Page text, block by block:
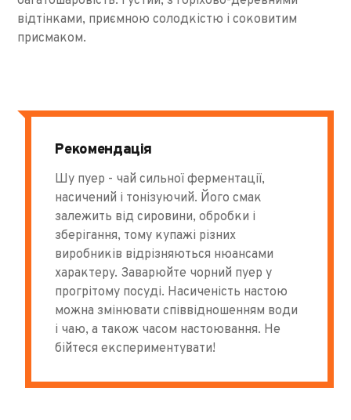
відтінками, приємною солодкістю і соковитим
присмаком.
Рекомендація
Шу пуер - чай ​​сильної ферментації,
насичений і тонізуючий. Його смак
залежить від сировини, обробки і
зберігання, тому купажі різних
виробників відрізняються нюансами
характеру. Заварюйте чорний пуер у
прогрітому посуді. Насиченість настою
можна змінювати співвідношенням води
і чаю, а також часом настоювання. Не
бійтеся експериментувати!